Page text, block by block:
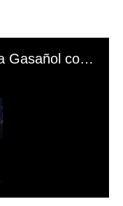
El mal momento de Yanina Gasañol con un hincha argentino en "Subrayado"